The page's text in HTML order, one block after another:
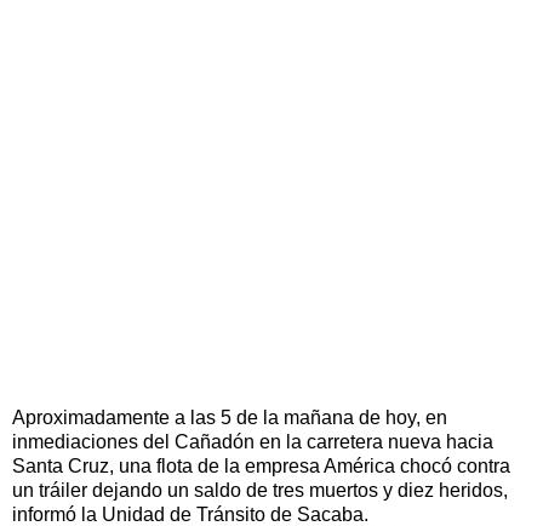
Aproximadamente a las 5 de la mañana de hoy, en
inmediaciones del Cañadón en la carretera nueva hacia
Santa Cruz, una flota de la empresa América chocó contra
un tráiler dejando un saldo de tres muertos y diez heridos,
informó la Unidad de Tránsito de Sacaba.